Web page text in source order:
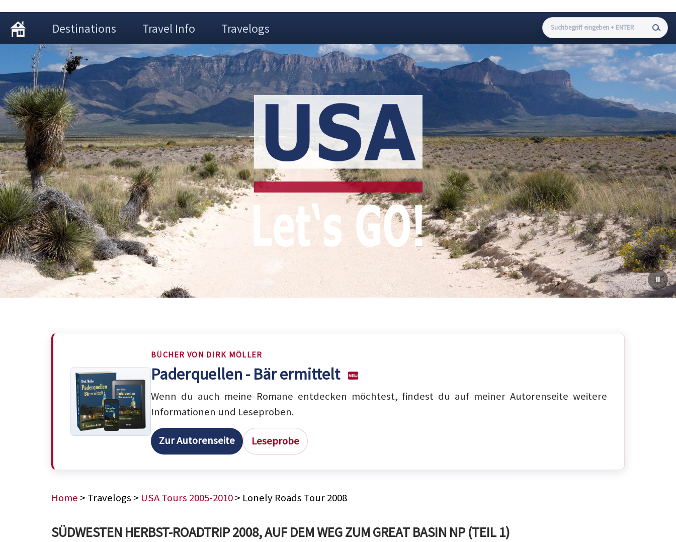
Destinations Travel Info Travelogs
BÜCHER VON DIRK MÖLLER
Paderquellen - Bär ermittelt
Wenn du auch meine Romane entdecken möchtest, findest du auf meiner Autorenseite weitere
Informationen und Leseproben.
Zur Autorenseite Leseprobe
Home > Travelogs > USA Tours 2005-2010> Lonely Roads Tour 2008
SÜDWESTEN HERBST-ROADTRIP 2008, AUF DEM WEG ZUM GREAT BASIN NP (TEIL 1)